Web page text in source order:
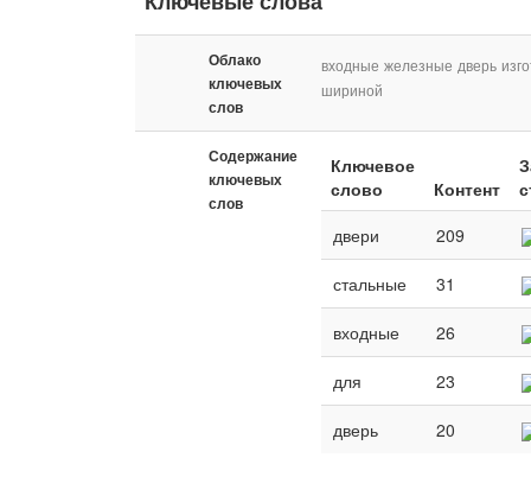
Облако
ключевых
слов
входные железные дверь
шириной
Содержание
ключевых
слов
Ключевое
слово
Контент
двери
209
стальные 31
входные 26
для 23
дверь 20